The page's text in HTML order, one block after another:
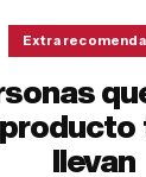
Extra
llevan